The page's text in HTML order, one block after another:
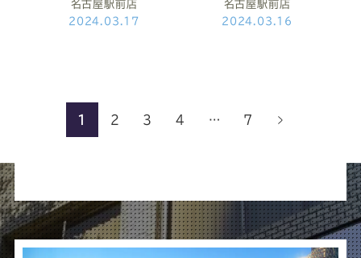
名古屋駅前店
2024.03.17
名古屋駅前店
2024.03.16
1 2 3 4 … 7